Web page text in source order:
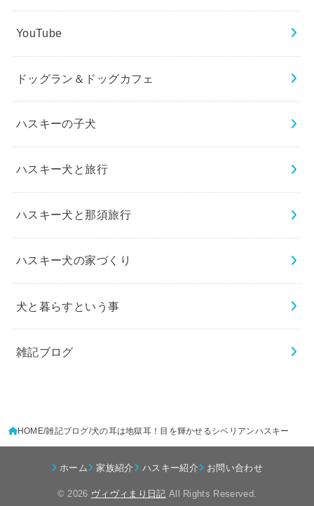
YouTube
ドッグラン＆ドッグカフェ
ハスキーの子犬
ハスキー犬と旅行
ハスキー犬と那須旅行
ハスキー犬の家づくり
犬と暮らすという事
雑記ブログ
HOME 雑記ブログ 犬の耳は地獄耳！目を輝かせるシベリアンハスキー
ホーム 家族紹介 ハスキー紹介 お問い合わせ
© 2026 ヴィヴィまり日記 All Rights Reserved.